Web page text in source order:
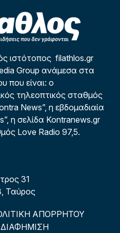
ιστότοπος filathlos.gr
Group ανάμεσα στα
που είναι: ο
τηλεοπτικός σταθμός
News”, η εβδομαδιαία
η σελίδα Kontranews.gr
Love Radio 97,5.
31
Ταύρος
ΑΠΟΡΡΗΤΟΥ